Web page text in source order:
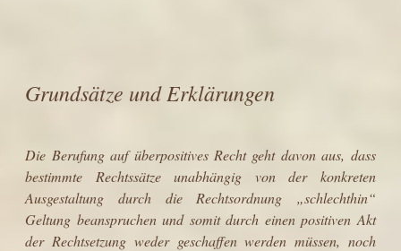
Grundsätze und Erklärungen
Die Berufung auf überpositives Recht geht davon aus, dass
bestimmte Rechtssätze unabhängig von der konkreten
Ausgestaltung durch die Rechtsordnung „schlechthin“
Geltung beanspruchen und somit durch einen positiven Akt
der Rechtsetzung weder geschaffen werden müssen, noch